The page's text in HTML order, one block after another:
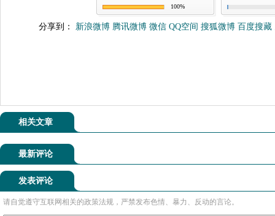
100%
分享到： 新浪微博 腾讯微博 微信 QQ空间 搜狐微博 百度搜藏
相关文章
最新评论
发表评论
请自觉遵守互联网相关的政策法规，严禁发布色情、暴力、反动的言论。